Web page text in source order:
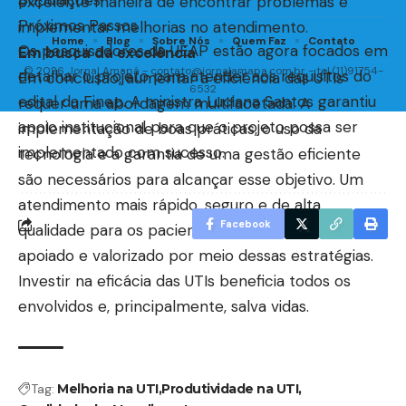
implementar melhorias no atendimento.
Em busca da excelência
Em conclusão, aumentar a eficiência das UTIs
requer uma abordagem multifacetada. A
implementação de boas práticas, o uso da
tecnologia e a garantia de uma gestão eficiente
são necessários para alcançar esse objetivo. Um
atendimento mais rápido, seguro e de alta
qualidade para os pacientes em UTIs pode ser
apoiado e valorizado por meio dessas estratégias.
Investir na eficácia das UTIs beneficia todos os
envolvidos e, principalmente, salva vidas.
Tag: Melhoria na UTIProdutividade na UTI
Próximos Passos
Os pesquisadores da UEAP estão agora focados em
detalhar o projeto para atender aos requisitos do
edital da Finep. A ministra Luciana Santos garantiu
apoio institucional para que o projeto possa ser
implementado com sucesso.
Facebook
© 2026 Jornal Amapá - contato@jornalamapa.com.br- tel.(11)91754-
6532
Home Blog Sobre Nós Quem Faz Contato